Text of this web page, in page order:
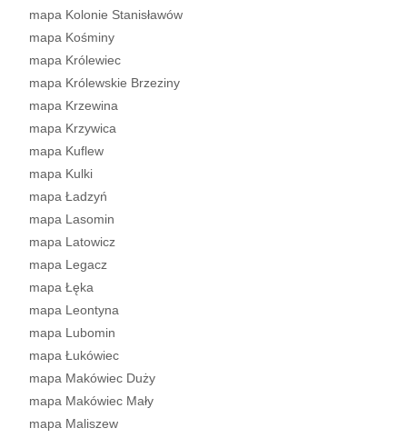
mapa Kolonie Stanisławów
mapa Kośminy
mapa Królewiec
mapa Królewskie Brzeziny
mapa Krzewina
mapa Krzywica
mapa Kuflew
mapa Kulki
mapa Ładzyń
mapa Lasomin
mapa Latowicz
mapa Legacz
mapa Łęka
mapa Leontyna
mapa Lubomin
mapa Łukówiec
mapa Makówiec Duży
mapa Makówiec Mały
mapa Maliszew